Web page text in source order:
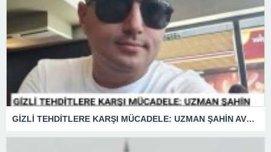
GİZLİ TEHDİTLERE KARŞI MÜCADELE: UZMAN ŞAHİN AVŞAR ANLATIYOR – “İSTİHBARATA KARŞI KOYMADAN VAZGEÇMEK, KAPINIZI AÇIK BIRAKMAK GİBİDİR!”